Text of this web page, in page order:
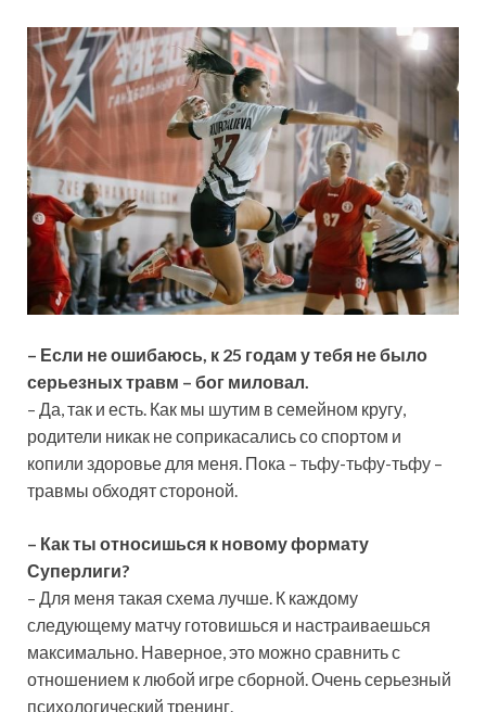
– Если не ошибаюсь, к 25 годам у тебя не было
серьезных травм – бог миловал.
– Да, так и есть. Как мы шутим в семейном кругу,
родители никак не соприкасались со спортом и
копили здоровье для меня. Пока – тьфу-тьфу-тьфу –
травмы обходят стороной.
– Как ты относишься к новому формату
Суперлиги?
– Для меня такая схема лучше. К каждому
следующему матчу готовишься и настраиваешься
максимально. Наверное, это можно сравнить с
отношением к любой игре сборной. Очень серьезный
психологический тренинг.